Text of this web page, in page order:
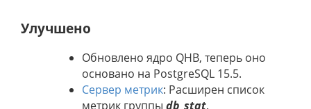
Улучшено
Обновлено ядро QHB, теперь оно
основано на PostgreSQL 15.5.
Сервер метрик: Расширен список
метрик группы db_stat.